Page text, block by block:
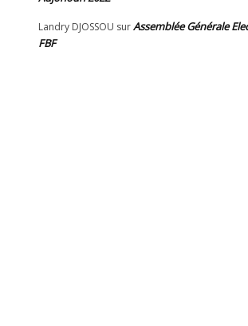
Landry DJOSSOU surAssemblée Générale
FBF